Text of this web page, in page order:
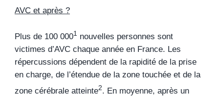
AVC et après ?
Plus de 100 0001 nouvelles personnes sont
victimes d’AVC chaque année en France. Les
répercussions dépendent de la rapidité de la prise
en charge, de l’étendue de la zone touchée et de la
zone cérébrale atteinte2. En moyenne, après un